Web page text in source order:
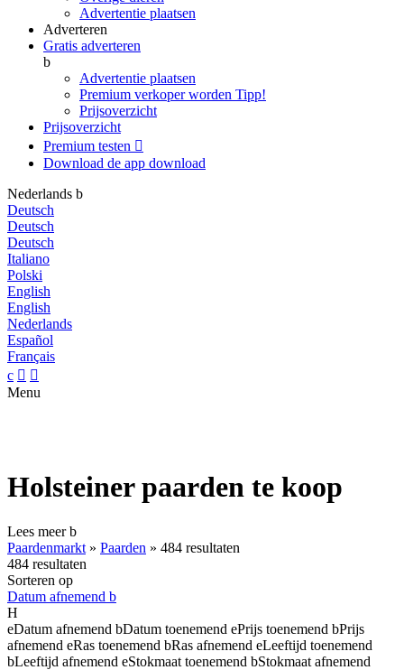
Advertentie plaatsen
Adverteren
Gratis adverteren
b
Advertentie plaatsen
Premium verkoper worden Tipp!
Prijsoverzicht
Prijsoverzicht
Premium testen 
Download de app download
Nederlands b
Deutsch
Deutsch
Deutsch
Italiano
Polski
English
English
Nederlands
Español
Français
c  
Menu
Holsteiner paarden te koop
Lees meerb
Paardenmarkt » Paarden » 484 resultaten
484 resultaten
Sorteren op
Datum afnemend b
H
eDatum afnemend bDatum toenemend ePrijs toenemend bPrijs
afnemend eRas toenemend bRas afnemend eLeeftijd toenemend
bLeeftijd afnemend eStokmaat toenemend bStokmaat afnemend